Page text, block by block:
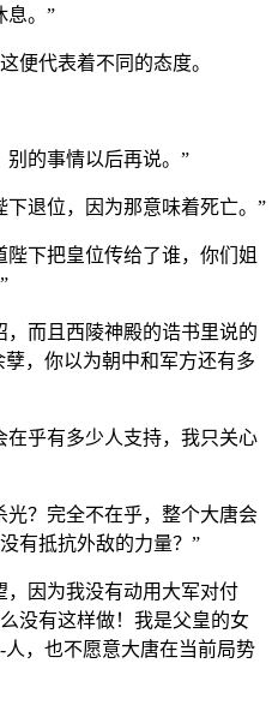
息。”
便代表着不同的态度。
别的事情以后再说。”
退位，因为那意味着死亡。”
下把皇位传给了谁，你们姐
而且西陵神殿的诰书里说的
，你以为朝中和军方还有多
在乎有多少人支持，我只关心
光？完全不在乎，整个大唐会
有抵抗外敌的力量？”
，因为我没有动用大军对付
没有这样做！我是父皇的女
，也不愿意大唐在当前局势